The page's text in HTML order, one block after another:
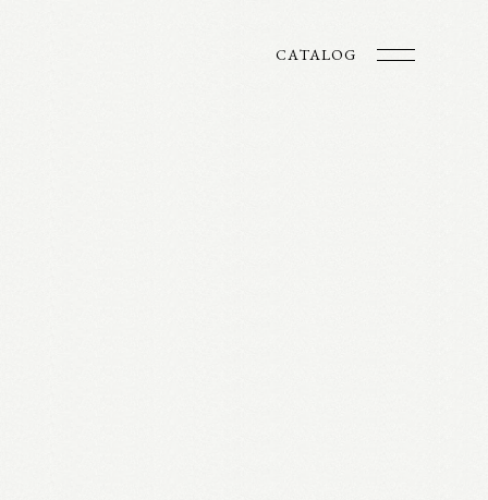
CATALOG